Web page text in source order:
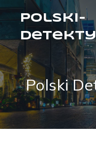
Polski-
Polski